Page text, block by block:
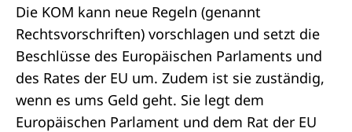
Die KOM kann neue Regeln (genannt
Rechtsvorschriften) vorschlagen und setzt die
Beschlüsse des Europäischen Parlaments und
des Rates der EU um. Zudem ist sie zuständig,
wenn es ums Geld geht. Sie legt dem
Europäischen Parlament und dem Rat der EU